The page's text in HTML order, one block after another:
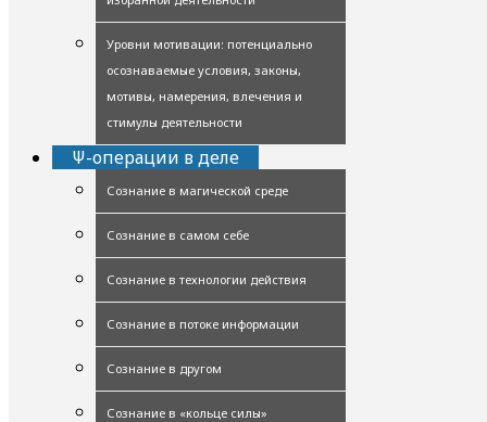
Уровни мотивации: потенциально
осознаваемые условия, законы,
мотивы, намерения, влечения и
стимулы деятельности
Ψ-операции в деле
Сознание в магической среде
Сознание в самом себе
Сознание в технологии действия
Сознание в потоке информации
Сознание в другом
Сознание в «кольце силы»